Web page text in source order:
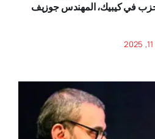
في كيبيك، المهندس جوزيف